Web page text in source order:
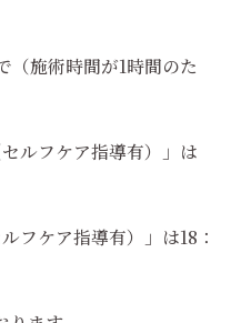
（施術時間が1時間のた
ルフケア指導有）」は
フケア指導有）」は18：